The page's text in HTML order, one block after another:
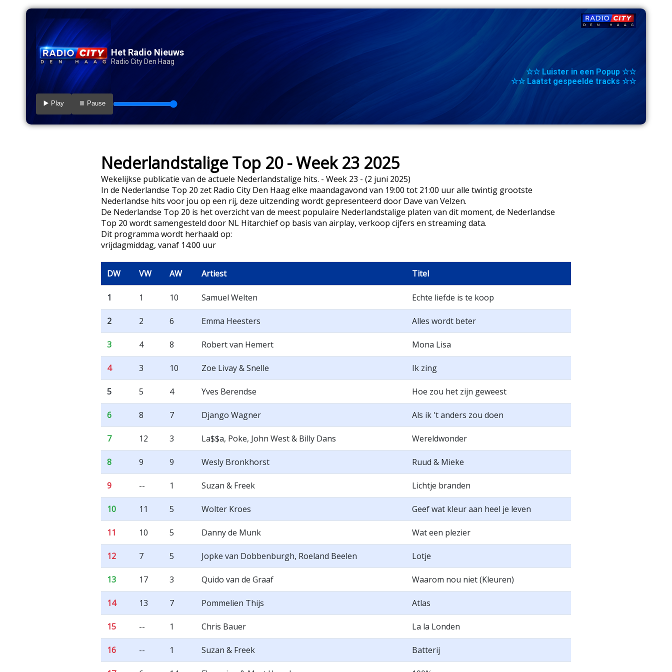
Het Radio Nieuws
Radio City Den Haag
▶️ Play ⏸️ Pause
☆☆ Luister in een Popup ☆☆
☆☆ Laatst gespeelde tracks ☆☆
Nederlandstalige Top 20 - Week 23 2025
Wekelijkse publicatie van de actuele Nederlandstalige hits. - Week 23 - (2 juni 2025)
In de Nederlandse Top 20 zet Radio City Den Haag elke maandagavond van 19:00 tot 21:00 uur alle twintig grootste
Nederlandse hits voor jou op een rij, deze uitzending wordt gepresenteerd door Dave van Velzen.
De Nederlandse Top 20 is het overzicht van de meest populaire Nederlandstalige platen van dit moment, de Nederlandse
Top 20 wordt samengesteld door NL Hitarchief op basis van airplay, verkoop cijfers en streaming data.
Dit programma wordt herhaald op:
vrijdagmiddag, vanaf 14:00 uur
DW VW AW Artiest Titel
1 1 10 Samuel Welten Echte liefde is te koop
2 2 6 Emma Heesters Alles wordt beter
3 4 8 Robert van Hemert Mona Lisa
4 3 10 Zoe Livay & Snelle Ik zing
5 5 4 Yves Berendse Hoe zou het zijn geweest
6 8 7 Django Wagner Als ik 't anders zou doen
7 12 3 La$$a, Poke, John West & Billy Dans Wereldwonder
8 9 9 Wesly Bronkhorst Ruud & Mieke
9 -- 1 Suzan & Freek Lichtje branden
10 11 5 Wolter Kroes Geef wat kleur aan heel je leven
11 10 5 Danny de Munk Wat een plezier
12 7 5 Jopke van Dobbenburgh, Roeland Beelen Lotje
13 17 3 Quido van de Graaf Waarom nou niet (Kleuren)
14 13 7 Pommelien Thijs Atlas
15 -- 1 Chris Bauer La la Londen
16 -- 1 Suzan & Freek Batterij